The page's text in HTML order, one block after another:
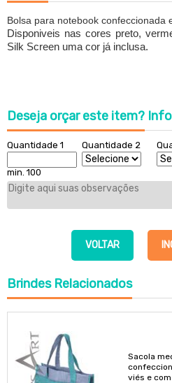
Bolsa para notebook confeccionada
Disponiveis nas cores preto,
Silk Screen uma cor já inclusa.
Deseja orçar este item?
Quantidade 1
min. 100
Quantidade 2
VOLTAR
BrindesRelacionados
Sacola
viés e com